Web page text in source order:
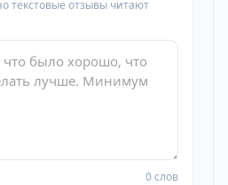
текстовые отзывы читают
0 слов